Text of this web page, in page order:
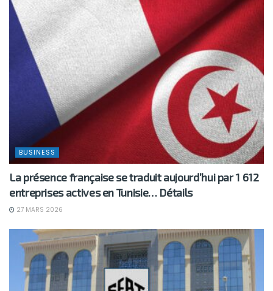
BUSINESS
La présence française se traduit aujourd’hui par 1 612
entreprises actives en Tunisie… Détails
27 MARS 2026